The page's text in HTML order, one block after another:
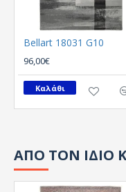
Bellart 18031 G10
96,00€
Καλάθι
ΑΠΟ ΤΟΝ ΙΔΙΟ